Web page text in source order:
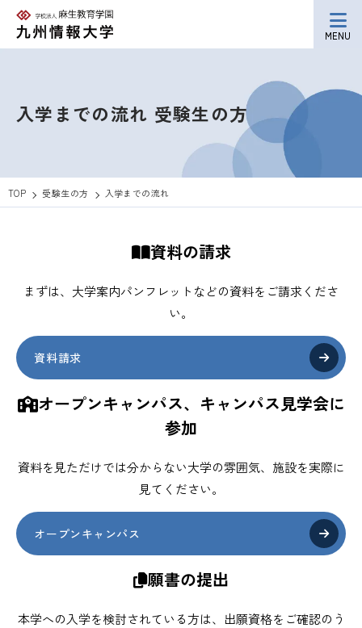
MENU
入学までの流れ 受験生の方
TOP 受験生の方 入学までの流れ
資料の請求
まずは、大学案内パンフレットなどの資料をご請求くださ
い。
資料請求
オープンキャンパス、キャンパス見学会に
参加
資料を見ただけでは分からない大学の雰囲気、施設を実際に
見てください。
オープンキャンパス
願書の提出
本学への入学を検討されている方は、出願資格をご確認のう